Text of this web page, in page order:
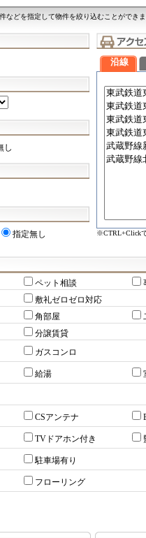
などを指定して物件を絞り込むことができ
し
指定無し
沿線
※CTRL+Click
ペット相談
敷礼ゼロゼロ対応
角部屋
分譲賃貸
ガスコンロ
給湯
CSアンテナ
TVドアホン付き
駐車場有り
フローリング